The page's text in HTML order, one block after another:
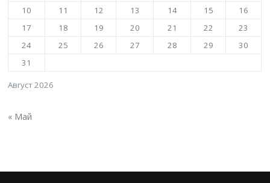
Август 2026
10
11 12 13 14 15
16
17
18 19 20 21 22
23
24
25 26 27 28 29
30
31
« Май